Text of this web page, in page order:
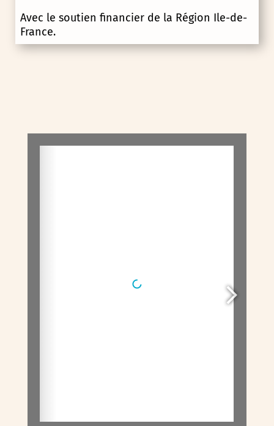
Avec le soutien financier de la Région Ile-de-
France.